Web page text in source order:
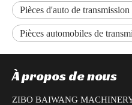
Pièces d'auto de transmission
Pièces automobiles de
À propos de nous
ZIBO BAIWANG